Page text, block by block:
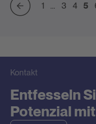
1 … 3 4 5
Kontakt
Entfesseln
Potenzial